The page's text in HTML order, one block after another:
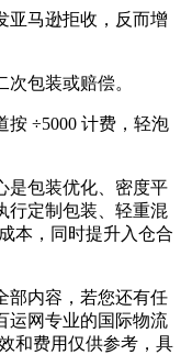
马逊拒收，反而增
包装或赔偿。
÷5000 计费，轻泡
包装优化、密度平
行定制包装、轻重混
本，同时提升入仓合
内容，若您还有任
运网专业的国际物流
和费用仅供参考，具